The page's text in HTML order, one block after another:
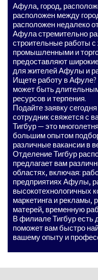
Афула, город,
расположен между
расположен недалеко
Афула стремительно
строительные работы
промышленными и
предоставляют
для жителей Афулы и
Ищете работу в
может быть
ресурсов и терпения.
Подайте заявку
сотрудник свяжется с
Тигбур — это
большим опытом
различные вакансии в
Отделение Тигбур
предлагает вам
областях, включая:
предприятиях Афулы,
высокотехнологичных
маркетинга и рекламы,
матерей, временную
В филиале Тигбур есть
поможет вам быстро
вашему опыту и